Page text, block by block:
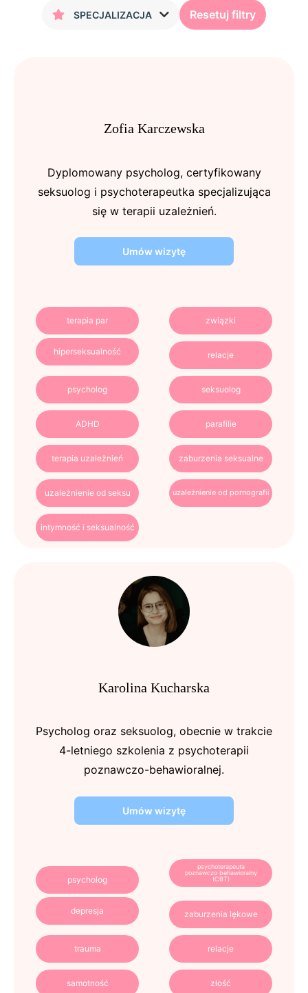
SPECJALIZACJA Resetuj filtry
Zofia Karczewska
Dyplomowany psycholog, certyfikowany
seksuolog i psychoterapeutka specjalizująca
się w terapii uzależnień.
Umów wizytę
terapia par związki
hiperseksualność relacje
psycholog seksuolog
ADHD parafilie
terapia uzależnień zaburzenia seksualne
uzależnienie od seksu uzależnienie od pornografii
intymność i seksualność
Karolina Kucharska
Psycholog oraz seksuolog, obecnie w trakcie
4-letniego szkolenia z psychoterapii
poznawczo-behawioralnej.
Umów wizytę
psycholog
psychoterapeuta
poznawczo behawioralny
(CBT)
depresja zaburzenia lękowe
trauma relacje
samotność złość